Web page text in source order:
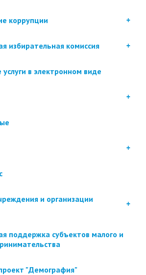
коррупции
избирательная комиссия
в электронном виде
и организации
поддержка субъектов малого и
"Демография"